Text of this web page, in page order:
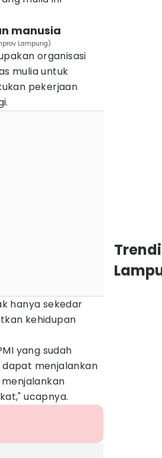
manusia
Lampung).
organisasi
mulia untuk
pekerjaan
hanya sekedar
kehidupan
yang sudah
dapat menjalankan
ucapnya.